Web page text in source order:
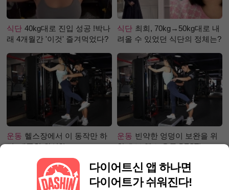
식단 40kg대로 진입 성공 !박나
래 4개월간 '이것' 즐겨먹었다?
식단 최희, 70kg→50kg대로 내
려올 수 있었던 식단의 정체는?
운동 헬스장에서 이 동작만 하
면, 애플힙 완성?!
운동 빈약한 엉덩이 보완을 위
한 초보 헬스 운동 BEST!
다이어트신 앱 하나면
다이어트가 쉬워진다!